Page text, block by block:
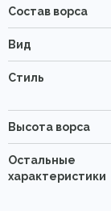
Состав ворса
Вид
Стиль
Высота ворса
Остальные
характеристики